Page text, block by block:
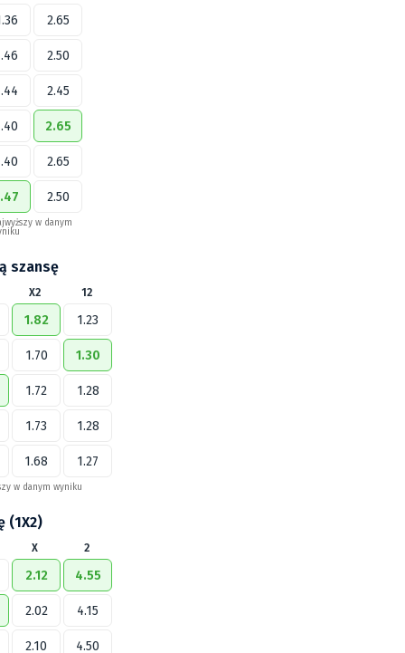
2.65
2.50
2.45
2.65
2.65
2.50
w danym
szansę
X2 12
1.82 1.23
1.70 1.30
1.72 1.28
1.73 1.28
1.68 1.27
w danym wyniku
(1X2)
X 2
2.12 4.55
2.02 4.15
2.10 4.50